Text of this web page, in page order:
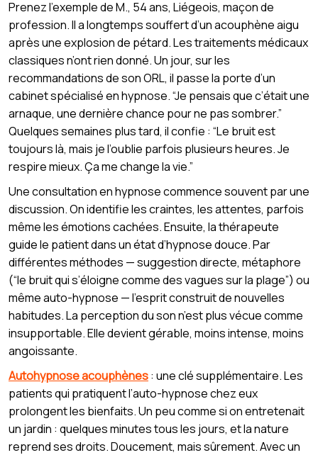
Prenez l’exemple de M., 54 ans, Liégeois, maçon de
profession. Il a longtemps souffert d’un acouphène aigu
après une explosion de pétard. Les traitements médicaux
classiques n’ont rien donné. Un jour, sur les
recommandations de son ORL, il passe la porte d’un
cabinet spécialisé en hypnose. “Je pensais que c’était une
arnaque, une dernière chance pour ne pas sombrer.”
Quelques semaines plus tard, il confie : “Le bruit est
toujours là, mais je l’oublie parfois plusieurs heures. Je
respire mieux. Ça me change la vie.”
Une consultation en hypnose commence souvent par une
discussion. On identifie les craintes, les attentes, parfois
même les émotions cachées. Ensuite, la thérapeute
guide le patient dans un état d’hypnose douce. Par
différentes méthodes — suggestion directe, métaphore
(“le bruit qui s’éloigne comme des vagues sur la plage”) ou
même auto-hypnose — l’esprit construit de nouvelles
habitudes. La perception du son n’est plus vécue comme
insupportable. Elle devient gérable, moins intense, moins
angoissante.
Autohypnose acouphènes: une clé supplémentaire. Les
patients qui pratiquent l’auto-hypnose chez eux
prolongent les bienfaits. Un peu comme si on entretenait
un jardin : quelques minutes tous les jours, et la nature
reprend ses droits. Doucement, mais sûrement. Avec un